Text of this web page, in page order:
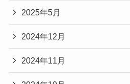
2025年5月
2024年12月
2024年11月